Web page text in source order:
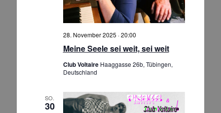
Meine Seele sei weit, sei weit
28. November 2025 · 20:00
Club Voltaire Haaggasse 26b, Tübingen,
Deutschland
SO.
30